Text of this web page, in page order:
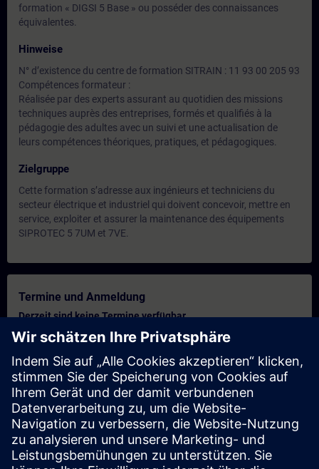
formation « DIGSI 5 Base » ou posséder des connaissances
équivalentes.
Hinweise
N° d’existence du centre de formation SITRAIN : 11 93 00 205 93
Compétences formateur :
Réalisée par des experts assurant au quotidien des missions
techniques auprès des entreprises, formés et qualifiés à la
pédagogie des adultes avec un suivi et une actualisation de
leurs compétences théoriques, pratiques, et pédagogiques.
Zielgruppe
Cette formation s’adresse aux ingénieurs et techniciens du
secteur électrique et industriel qui doivent concevoir, mettre en
service, exploiter et assurer la maintenance des équipements
SIPROTEC 5 7UM et 7VE.
Termine und Anmeldung
Derzeit sind keine Termine verfügbar
Setzen Sie sich auf die Interessentenliste und erhalten Sie eine
Benachrichtigung sobald neue Termine verfügbar sind.
Benachrichtigungsservice aktivieren
Personalisiertes Angebot
Sie benötigen ein persönliches Angebot? Nach Angabe Ihrer
persönlichen Daten senden wir Ihnen umgehend ein